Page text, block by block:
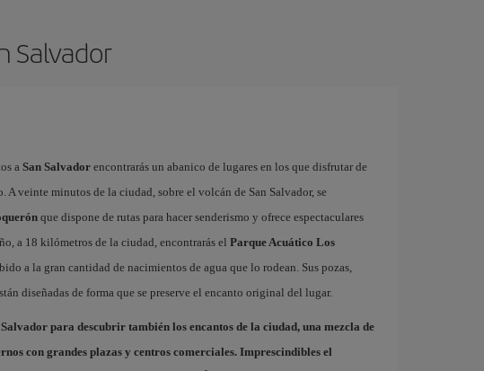
Salvador
aSan Salvadorencontrarás un abanico de lugares en los que disfrutar de
A veinte minutos de la ciudad, sobre el volcán de San Salvador, se
que dispone de rutas para hacer senderismo y ofrece espectaculares
a 18 kilómetros de la ciudad, encontrarás el Parque Acuático Los
a la gran cantidad de nacimientos de agua que lo rodean. Sus pozas,
diseñadas de forma que se preserve el encanto original del lugar.
Salvadorpara descubrir también los encantos de la ciudad, una mezcla de
con grandes plazas y centros comerciales. Imprescindibles el